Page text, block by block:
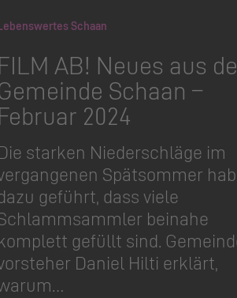
Schaan
FILM AB! Neues aus
Schaan –
Februar 2024
starken Niederschläge im
Spätsommer
geführt, dass viele
beinahe
gefüllt sind.
Daniel Hilti erklärt,